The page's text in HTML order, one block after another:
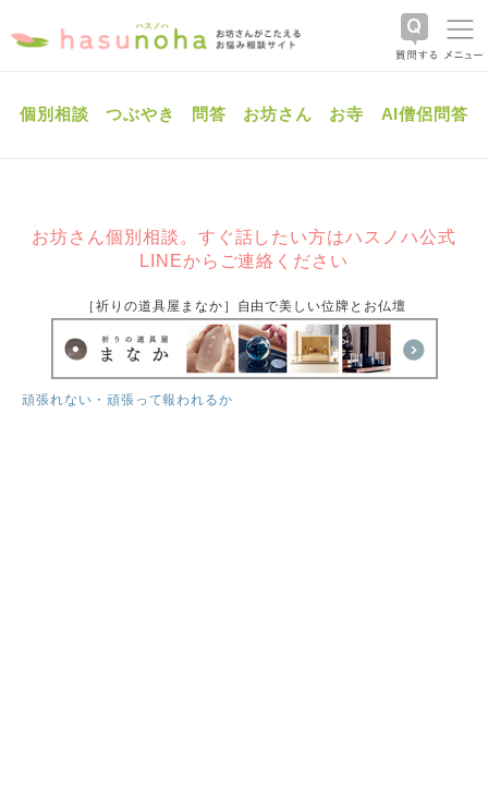
個別相談 つぶやき 問答 お坊さん お寺 AI僧侶問答
お坊さん個別相談。すぐ話したい方はハスノハ公式
LINEからご連絡ください
［祈りの道具屋まなか］自由で美しい位牌とお仏壇
頑張れない・頑張って報われるか